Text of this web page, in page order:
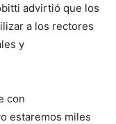
advirtió que los
a los rectores
y
con
estaremos miles